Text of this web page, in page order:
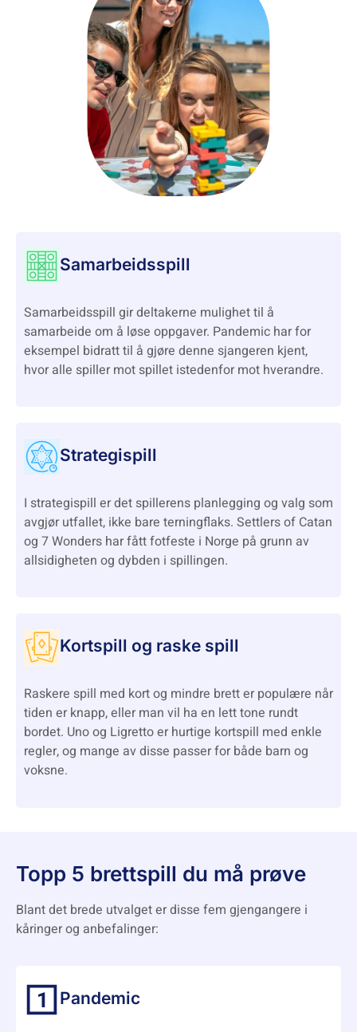
Samarbeidsspill
Samarbeidsspill gir deltakerne mulighet til å
samarbeide om å løse oppgaver. Pandemic har for
eksempel bidratt til å gjøre denne sjangeren kjent,
hvor alle spiller mot spillet istedenfor mot hverandre.
Strategispill
I strategispill er det spillerens planlegging og valg som
avgjør utfallet, ikke bare terningflaks. Settlers of Catan
og 7 Wonders har fått fotfeste i Norge på grunn av
allsidigheten og dybden i spillingen.
Kortspill og raske spill
Raskere spill med kort og mindre brett er populære når
tiden er knapp, eller man vil ha en lett tone rundt
bordet. Uno og Ligretto er hurtige kortspill med enkle
regler, og mange av disse passer for både barn og
voksne.
Topp 5 brettspill du må prøve
Blant det brede utvalget er disse fem gjengangere i
kåringer og anbefalinger:
Pandemic